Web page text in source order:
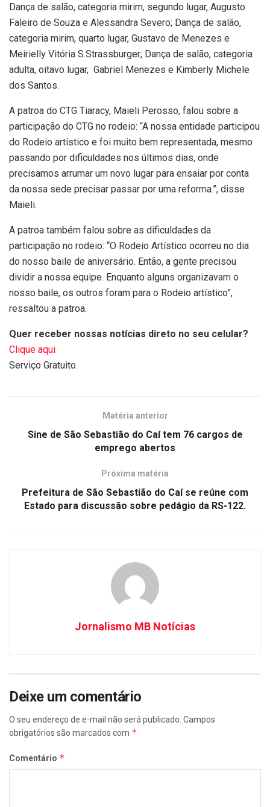
Dança de salão, categoria mirim, segundo lugar, Augusto
Faleiro de Souza e Alessandra Severo; Dança de salão,
categoria mirim, quarto lugar, Gustavo de Menezes e
Meirielly Vitória S.Strassburger; Dança de salão, categoria
adulta, oitavo lugar, Gabriel Menezes e Kimberly Michele
dos Santos.
A patroa do CTG Tiaracy, Maieli Perosso, falou sobre a
participação do CTG no rodeio: “A nossa entidade participou
do Rodeio artístico e foi muito bem representada, mesmo
passando por dificuldades nos últimos dias, onde
precisamos arrumar um novo lugar para ensaiar por conta
da nossa sede precisar passar por uma reforma.”, disse
Maieli.
A patroa também falou sobre as dificuldades da
participação no rodeio: “O Rodeio Artístico ocorreu no dia
do nosso baile de aniversário. Então, a gente precisou
dividir a nossa equipe. Enquanto alguns organizavam o
nosso baile, os outros foram para o Rodeio artístico”,
ressaltou a patroa.
Quer receber nossas notícias direto no seu celular?
Clique aqui
Serviço Gratuito.
Matéria anterior
Sine de São Sebastião do Caí tem 76 cargos de
emprego abertos
Próxima matéria
Prefeitura de São Sebastião do Caí se reúne com
Estado para discussão sobre pedágio da RS-122.
Jornalismo MB Notícias
Deixe um comentário
O seu endereço de e-mail não será publicado. Campos
obrigatórios são marcados com *
Comentário *